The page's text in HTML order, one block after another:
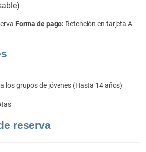
Forma de pago: Retención en tarjeta A
los grupos de jóvenes (Hasta 14 años)
reserva